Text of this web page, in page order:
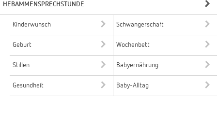
HEBAMMENSPRECHSTUNDE
Kinderwunsch Schwangerschaft
Geburt Wochenbett
Stillen Babyernährung
Gesundheit Baby-Alltag